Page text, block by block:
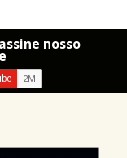
nosso